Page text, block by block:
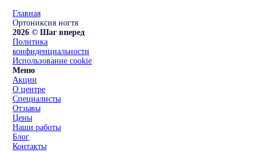
Главная
Ортониксия ногтя
2026 © Шаг вперед
Политика
конфиденциальности
Использование cookie
Меню
Акции
О центре
Специалисты
Отзывы
Цены
Наши работы
Блог
Контакты